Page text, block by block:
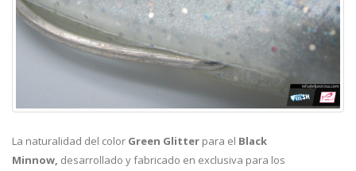
La naturalidad del color Green Glitter para el Black
Minnow, desarrollado y fabricado en exclusiva para los